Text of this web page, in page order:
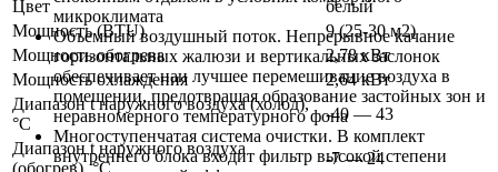
микроклимата
Объемный воздушный поток. Непрерывное качание
горизонтальных жалюзи и вертикальных заслонок
обеспечивает наи лучшее перемешивание воздуха в
помещении, предотвращая образование застойных зон и
неравномерного температурного фона
Многоступенчатая система очистки. В комплект
внутреннего блока входит фильтр высокой степени
Цвет
белый
Мощность (BTU)
9 (25-30 м2)
Мощность обогрева
2,78 кВт
Мощность охлаждения
2,64 кВт
Диапазон t наружного воздуха (холод),
°C
-40 — 43
Диапазон t наружного воздуха
(обогрев), °C
-7 — 24